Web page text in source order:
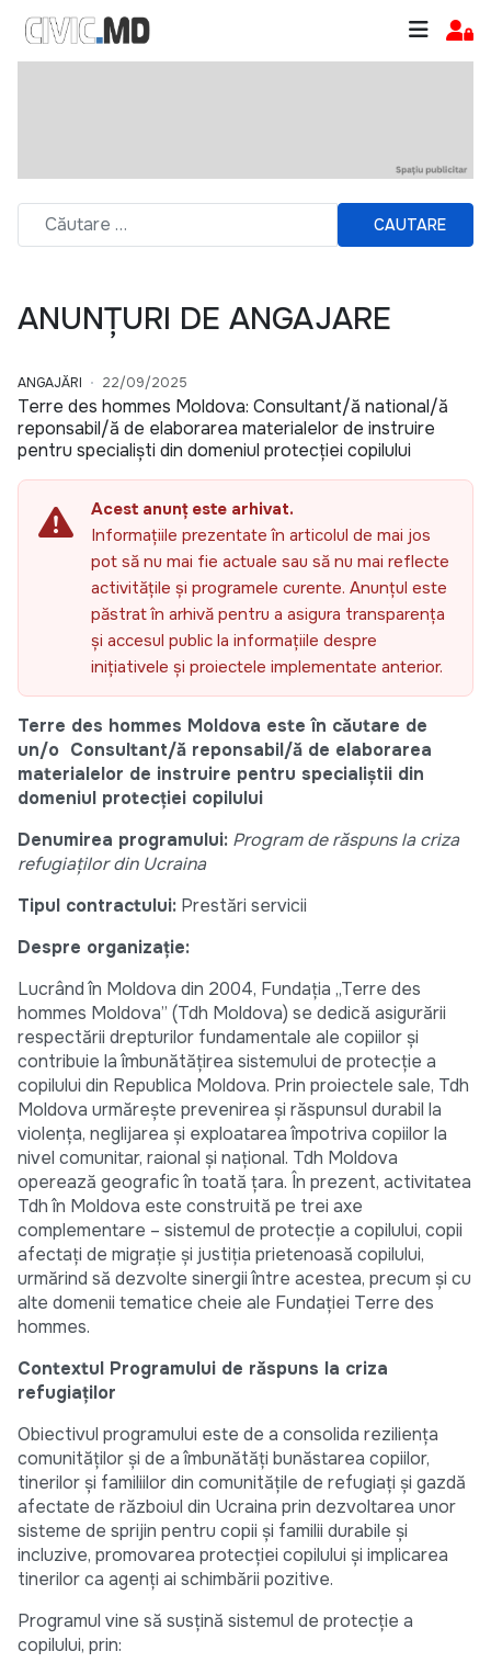
CAUTARE
ANUNȚURI DE ANGAJARE
ANGAJĂRI 22/09/2025
Terre des hommes Moldova: Consultant/ă national/ă
reponsabil/ă de elaborarea materialelor de instruire
pentru specialiști din domeniul protecției copilului
Acest anunț este arhivat.
Informațiile prezentate în articolul de mai jos
pot să nu mai fie actuale sau să nu mai reflecte
activitățile și programele curente. Anunțul este
păstrat în arhivă pentru a asigura transparența
și accesul public la informațiile despre
inițiativele și proiectele implementate anterior.
Terre des hommes Moldova este în căutare de
un/o Consultant/ă reponsabil/ă de elaborarea
materialelor de instruire pentru specialiștii din
domeniul protecției copilului
Denumirea programului: Program de răspuns la criza
refugiaților din Ucraina
Tipul contractului: Prestări servicii
Despre organizație:
Lucrând în Moldova din 2004, Fundația „Terre des
hommes Moldova” (Tdh Moldova) se dedică asigurării
respectării drepturilor fundamentale ale copiilor și
contribuie la îmbunătățirea sistemului de protecție a
copilului din Republica Moldova. Prin proiectele sale, Tdh
Moldova urmărește prevenirea și răspunsul durabil la
violența, neglijarea și exploatarea împotriva copiilor la
nivel comunitar, raional și național. Tdh Moldova
operează geografic în toată țara. În prezent, activitatea
Tdh în Moldova este construită pe trei axe
complementare – sistemul de protecție a copilului, copii
afectați de migrație și justiția prietenoasă copilului,
urmărind să dezvolte sinergii între acestea, precum și cu
alte domenii tematice cheie ale Fundației Terre des
hommes.
Contextul Programului de răspuns la criza
refugiaților
Obiectivul programului este de a consolida reziliența
comunităților și de a îmbunătăți bunăstarea copiilor,
tinerilor și familiilor din comunitățile de refugiați și gazdă
afectate de războiul din Ucraina prin dezvoltarea unor
sisteme de sprijin pentru copii și familii durabile și
incluzive, promovarea protecției copilului și implicarea
tinerilor ca agenți ai schimbării pozitive.
Programul vine să susțină sistemul de protecție a
copilului, prin: